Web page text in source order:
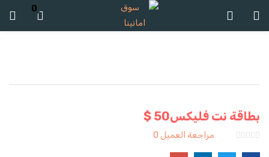
0
ادخل اسم المستخدم وكلمة المرور للدخول.
بطاقة نت فليكس50 $
مراجعة العميل 0